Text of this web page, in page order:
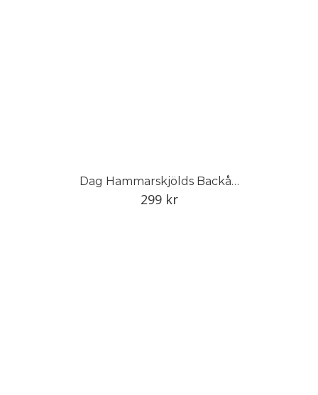
Dag Hammarskjölds Backåkra: Platsens magi och föremålens historia
299 kr